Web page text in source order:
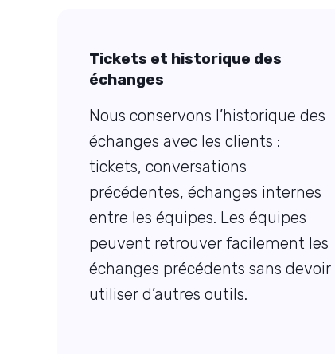
Tickets et historique des
échanges
Nous conservons l’historique des
échanges avec les clients :
tickets, conversations
précédentes, échanges internes
entre les équipes. Les équipes
peuvent retrouver facilement les
échanges précédents sans devoir
utiliser d’autres outils.